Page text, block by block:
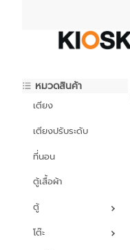
หมวดสินค้า
เตียง
เตียงปรับระดับ
ที่นอน
ตู้เสื้อผ้า
ตู้
โต๊ะ